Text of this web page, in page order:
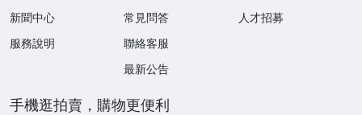
新聞中心
服務說明
常見問答
聯絡客服
最新公告
人才招募
手機逛拍賣，購物更便利